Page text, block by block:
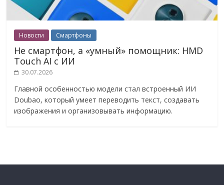
Новости Смартфоны
Не смартфон, а «умный» помощник: HMD
Touch AI с ИИ
30.07.2026
Главной особенностью модели стал встроенный ИИ
Doubao, который умеет переводить текст, создавать
изображения и организовывать информацию.